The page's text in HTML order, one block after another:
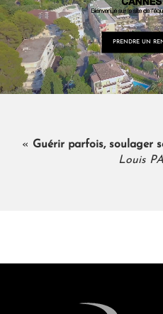
PRENDRE UN
« Guérir parfois, soulager
Louis